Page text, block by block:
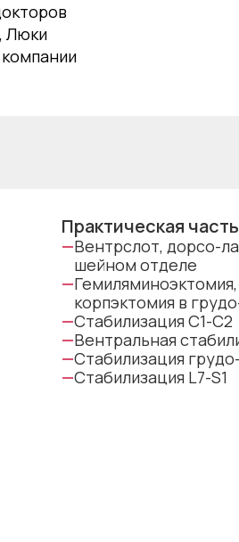
Люки
Практическая часть
—Вентрслот, дорсо-
шейном отделе
—
корпэктомия в
—Стабилизация C1-C2
—Вентральная
—Стабилизация
—Стабилизация L7-S1